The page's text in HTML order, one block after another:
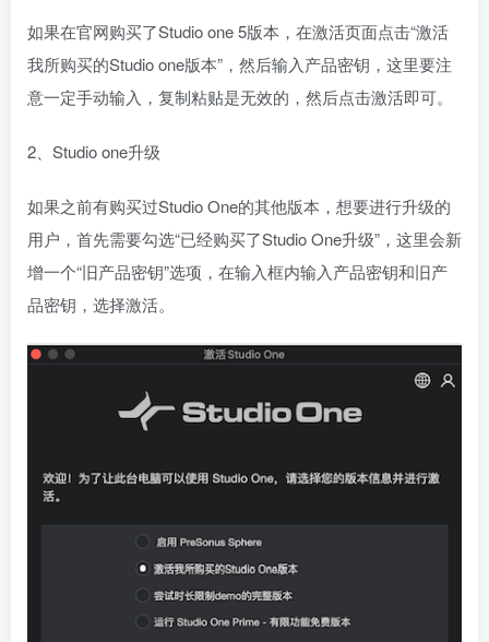
如果在官网购买了Studio one 5版本，在激活页面点击“激活
我所购买的Studio one版本”，然后输入产品密钥，这里要注
意一定手动输入，复制粘贴是无效的，然后点击激活即可。
2、Studio one升级
如果之前有购买过Studio One的其他版本，想要进行升级的
用户，首先需要勾选“已经购买了Studio One升级”，这里会新
增一个“旧产品密钥”选项，在输入框内输入产品密钥和旧产
品密钥，选择激活。